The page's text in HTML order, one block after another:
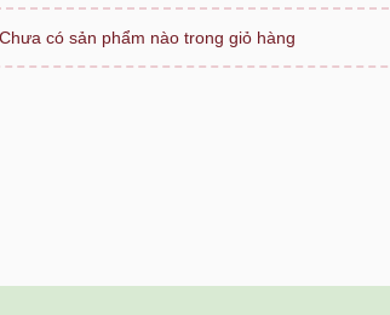
Chưa có sản phẩm nào trong giỏ hàng